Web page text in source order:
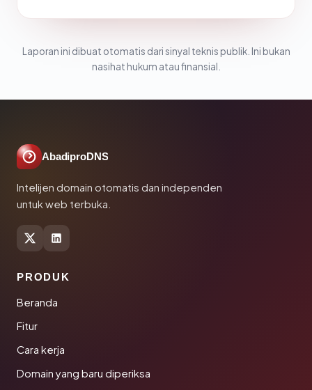
Laporan ini dibuat otomatis dari sinyal teknis publik. Ini bukan
nasihat hukum atau finansial.
AbadiproDNS
Intelijen domain otomatis dan independen
untuk web terbuka.
PRODUK
Beranda
Fitur
Cara kerja
Domain yang baru diperiksa